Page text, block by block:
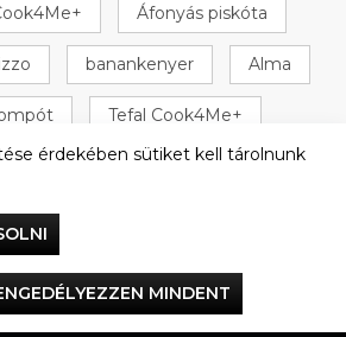
Áfonyás piskóta
banankenyer Alma
Tefal Cook4Me+
+ 16 következő
együtt
érdekében sütiket kell tárolnunk
MINDENT